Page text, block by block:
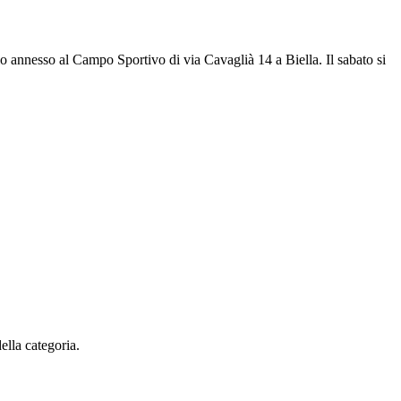
al Campo Sportivo di via Cavaglià 14 a Biella. Il sabato si
categoria.